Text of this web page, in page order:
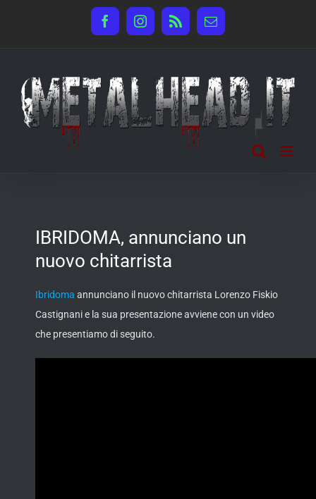
FacebookInstagram
Rss Email
IBRIDOMA, annunciano un
nuovo chitarrista
Ibridoma annunciano il nuovo chitarrista Lorenzo Fiskio
Castignani e la sua presentazione avviene con un video
che presentiamodi seguito.